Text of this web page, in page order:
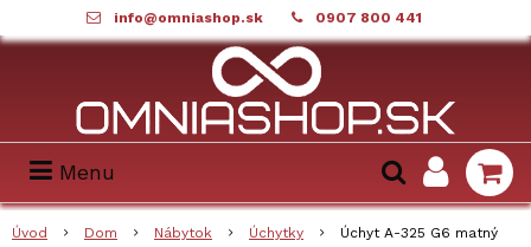
info@omniashop.sk 0907 800 441
Menu
Úvod Dom Nábytok Úchytky
Úchyt A-325 G6 matný